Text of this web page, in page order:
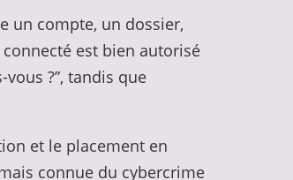
un compte, un dossier,
est bien autorisé
?”, tandis que
et le placement en
connue du cybercrime